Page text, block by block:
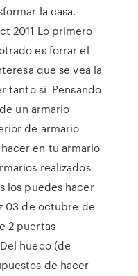
la casa.
2011 Lo primero
es forrar el
que se vea la
tanto si Pensando
un armario
de armario
en tu armario
realizados
los puedes hacer
03 de octubre de
2 puertas
hueco (de
de hacer